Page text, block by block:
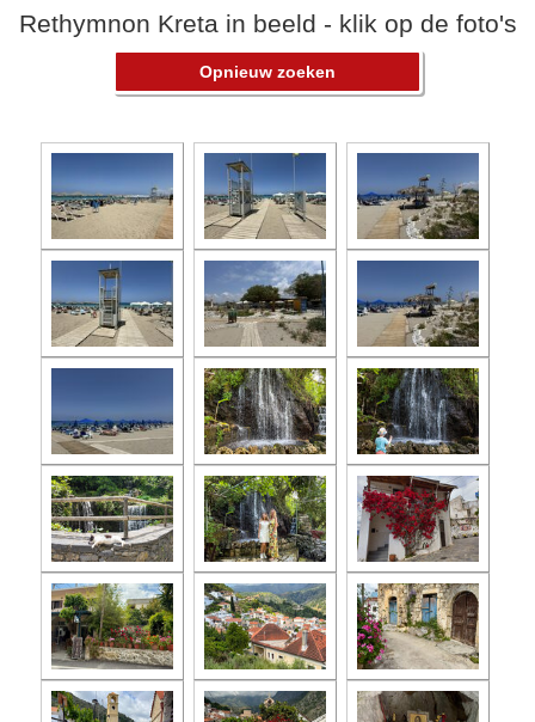
Rethymnon Kreta in beeld - klik op de foto's
Opnieuw zoeken